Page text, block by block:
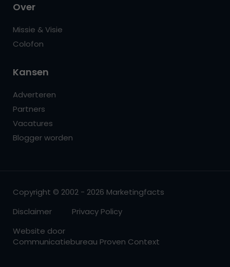
Over
Missie & Visie
Colofon
Kansen
Adverteren
Partners
Vacatures
Blogger worden
Copyright © 2002 - 2026 Marketingfacts
Disclaimer
Privacy Policy
Website door
Communicatiebureau Proven Context